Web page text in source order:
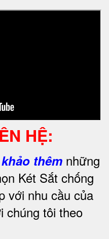
HỆ:
thêm những
Két Sắt chống
với nhu cầu của
chúng tôi theo